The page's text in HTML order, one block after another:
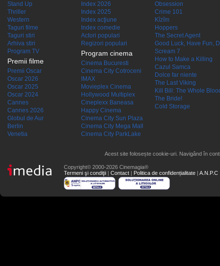
Stand Up
Thriller
Western
Taguri filme
Taguri stiri
Arhiva stiri
Program TV
Premii filme
Premii Oscar
Oscar 2026
Oscar 2025
Oscar 2024
Cannes
Cannes 2026
Globul de Aur
Berlin
Venetia
Index 2026
Index 2025
Index acţiune
Index comedie
Actori populari
Regizori populari
Program cinema
Cinema Bucuresti
Cinema City Cotroceni
IMAX
Movieplex Cinema
Hollywood Multiplex
Cineplexx Baneasa
Happy Cinema
Cinema City Sun Plaza
Cinema City Mega Mall
Cinema City ParkLake
Obsession
Crime 101
Kîzîm
Hoppers
The Secret Agent
Good Luck, Have Fun,
Scream 7
How to Make a Killing
Cazul Samca
Dolce far niente
The Last Viking
Kill Bill: The Whole
The Bride!
Cold Storage
Acest site folosește cookie-uri. Navigând în
Copyright© 2000-2026 Cinemagia®
Termeni şi condiţii | Contact | Politica de confidențialitate | A.N.P.C